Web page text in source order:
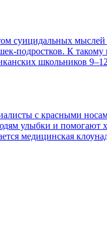
суицидальных
подростков. К
школьников
с красными
улыбки и помогают
медицинская